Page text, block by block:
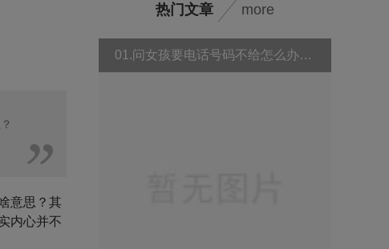
意思？其
内心并不
热门文章 more
01.问女孩要电话号码不给怎么办？为什么女孩子不给你号码